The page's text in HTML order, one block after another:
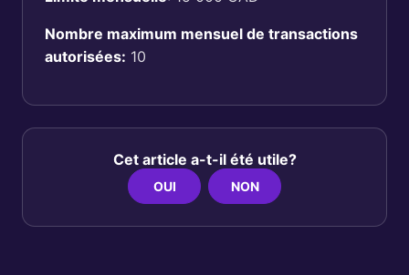
Nombre maximum mensuel de transactions
autorisées: 10
Cet article a-t-il été utile?
OUI NON